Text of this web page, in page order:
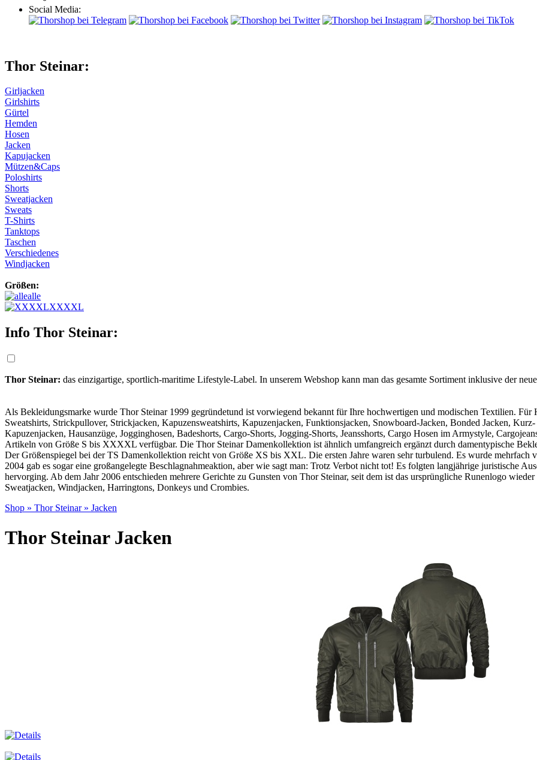
Social Media:
Thor Steinar:
Girljacken
Girlshirts
Gürtel
Hemden
Hosen
Jacken
Kapujacken
Mützen&Caps
Poloshirts
Shorts
Sweatjacken
Sweats
T-Shirts
Tanktops
Taschen
Verschiedenes
Windjacken
Größen:
alle
XXXXL
Info Thor Steinar:
Thor Steinar: das einzigartige, sportlich-maritime Lifestyle-Label. In unserem Webshop kann man das gesamte Sortiment inklusive der
Als Bekleidungsmarke wurde Thor Steinar 1999 gegründetund ist vorwiegend bekannt für Ihre hochwertigen und modischen Textilien. Für
Sweatshirts, Strickpullover, Strickjacken, Kapuzensweatshirts, Kapuzenjacken, Funktionsjacken, Snowboard-Jacken, Bonded Jacken,
Kapuzenjacken, Hausanzüge, Jogginghosen, Badeshorts, Cargo-Shorts, Jogging-Shorts, Jeansshorts, Cargo Hosen im Armystyle,
Artikeln von Größe S bis XXXXL verfügbar. Die Thor Steinar Damenkollektion ist ähnlich umfangreich ergänzt durch damentypische
Der Größenspiegel bei der TS Damenkollektion reicht von Größe XS bis XXL. Die ersten Jahre waren sehr turbulend. Es wurde
2004 gab es sogar eine großangelegte Beschlagnahmeaktion, aber wie sagt man: Trotz Verbot nicht tot! Es folgten langjährige juristische
hervorging. Ab dem Jahr 2006 entschieden mehrere Gerichte zu Gunsten von Thor Steinar, seit dem ist das ursprüngliche Runenlogo wieder
Sweatjacken, Windjacken, Harringtons, Donkeys und Crombies.
Shop » Thor Steinar» Jacken
Thor Steinar Jacken